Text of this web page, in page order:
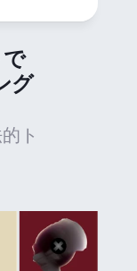
グ
ト